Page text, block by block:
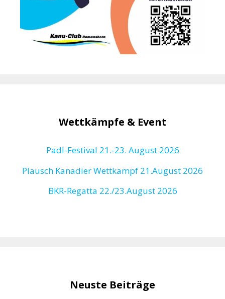
Wettkämpfe & Event
Padl-Festival 21.-23. August 2026
Plausch Kanadier Wettkampf 21.August 2026
BKR-Regatta 22./23.August 2026
Neuste Beiträge